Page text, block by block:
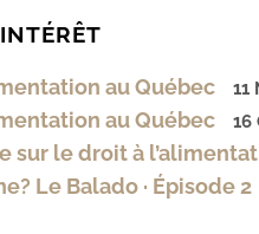
au Québec 11
au Québec 16
sur le droit à
Le Balado · Épisode 2